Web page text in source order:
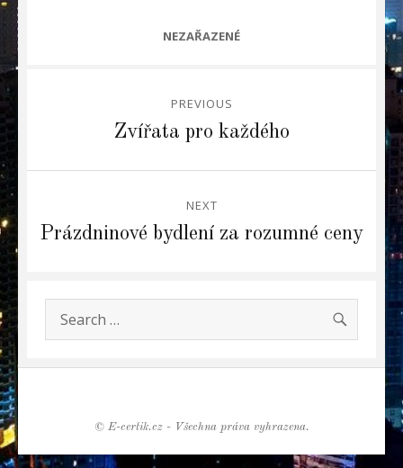
CATEGORIES
NEZAŘAZENÉ
PREVIOUS
Zvířata pro každého
NEXT
Next
Prázdninové bydlení za rozumné ceny
Search
for:
© E-certik.cz - Všechna práva vyhrazena.